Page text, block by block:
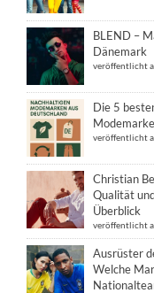
BLEND –
Dänemark
veröffentlicht
Die 5
veröffentlicht
Christian
Qualität
Überblick
veröffentlicht
Ausrüster
Welche